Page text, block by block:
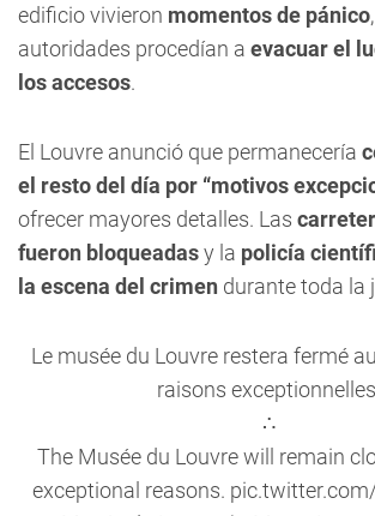
edificio vivieron momentos de pánico
autoridades procedían a evacuar el
los accesos.
El Louvre anunció que permanecería
el resto del día por “motivos
ofrecer mayores detalles. Las
fueron bloqueadasy la policía
la escena del crimen durante toda la
Le musée du Louvre restera fermé
raisons
∴
The Musée du Louvre will remain
exceptional reasons.